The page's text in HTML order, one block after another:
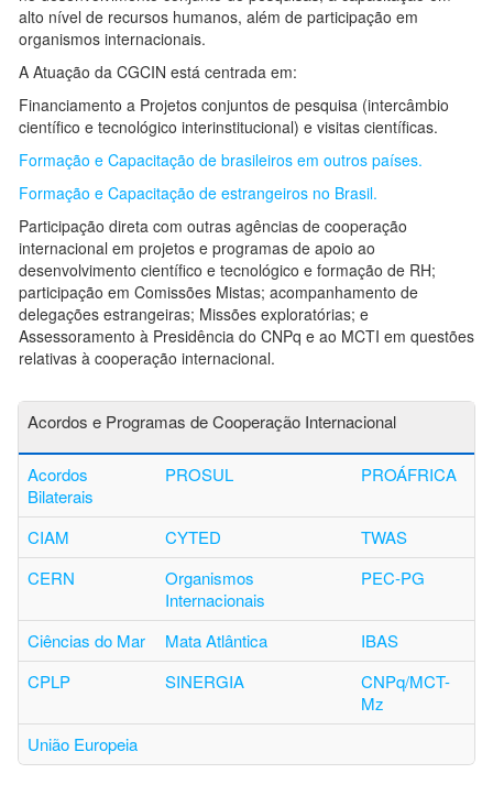
alto nível de recursos humanos, além de participação em
organismos internacionais.
A Atuação da CGCIN está centrada em:
Financiamento a Projetos conjuntos de pesquisa (intercâmbio
científico e tecnológico interinstitucional) e visitas científicas.
Formação e Capacitação de brasileiros em outros países.
Formação e Capacitação de estrangeiros no Brasil.
Participação direta com outras agências de cooperação
internacional em projetos e programas de apoio ao
desenvolvimento científico e tecnológico e formação de RH;
participação em Comissões Mistas; acompanhamento de
delegações estrangeiras; Missões exploratórias; e
Assessoramento à Presidência do CNPq e ao MCTI em questões
relativas à cooperação internacional.
Acordos e Programas de Cooperação Internacional
Acordos
Bilaterais
PROSUL PROÁFRICA
CIAM CYTED
TWAS
CERN
Organismos
Internacionais
PEC-PG
Ciências do Mar Mata Atlântica
IBAS
CPLP
SINERGIA CNPq/MCT-
Mz
União Europeia